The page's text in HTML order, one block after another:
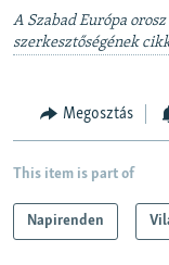
A Szabad Európa
szerkesztőségének
Megosztás
This item is part of
Napirenden